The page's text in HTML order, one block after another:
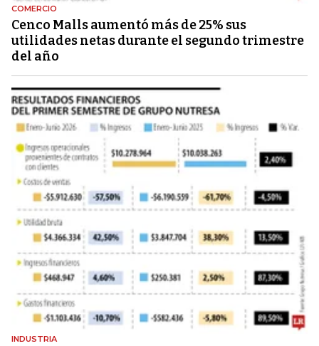
COMERCIO
Cenco Malls aumentó más de 25% sus
utilidades netas durante el segundo trimestre
del año
INDUSTRIA